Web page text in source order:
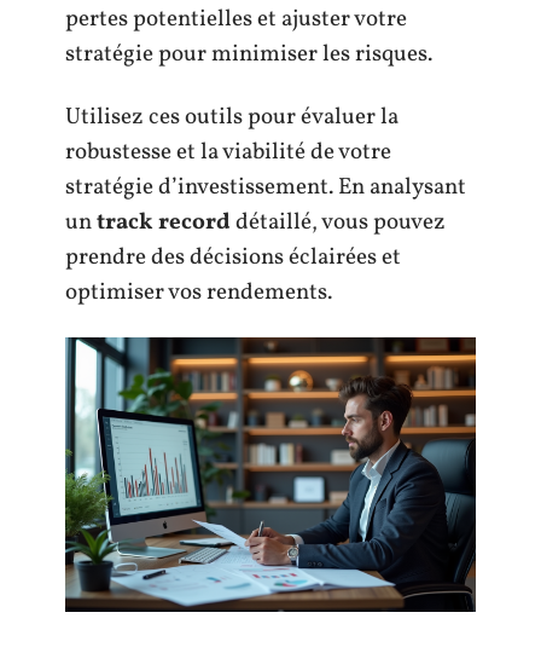
pertes potentielles et ajuster votre
stratégie pour minimiser les risques.
Utilisez ces outils pour évaluer la
robustesse et la viabilité de votre
stratégie d’investissement. En analysant
untrack recorddétaillé, vous pouvez
prendre des décisions éclairées et
optimiser vos rendements.